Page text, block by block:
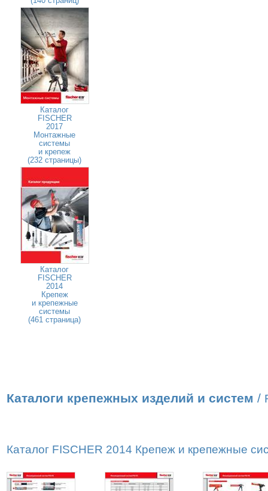
Каталог
FISCHER
2017
Монтажные
системы
и крепеж
(232 страницы)
Каталог
FISCHER
2014
Крепеж
и крепежные
системы
(461 страница)
Каталоги крепежных изделий и систем /
Каталог FISCHER 2014 Крепеж и крепежные